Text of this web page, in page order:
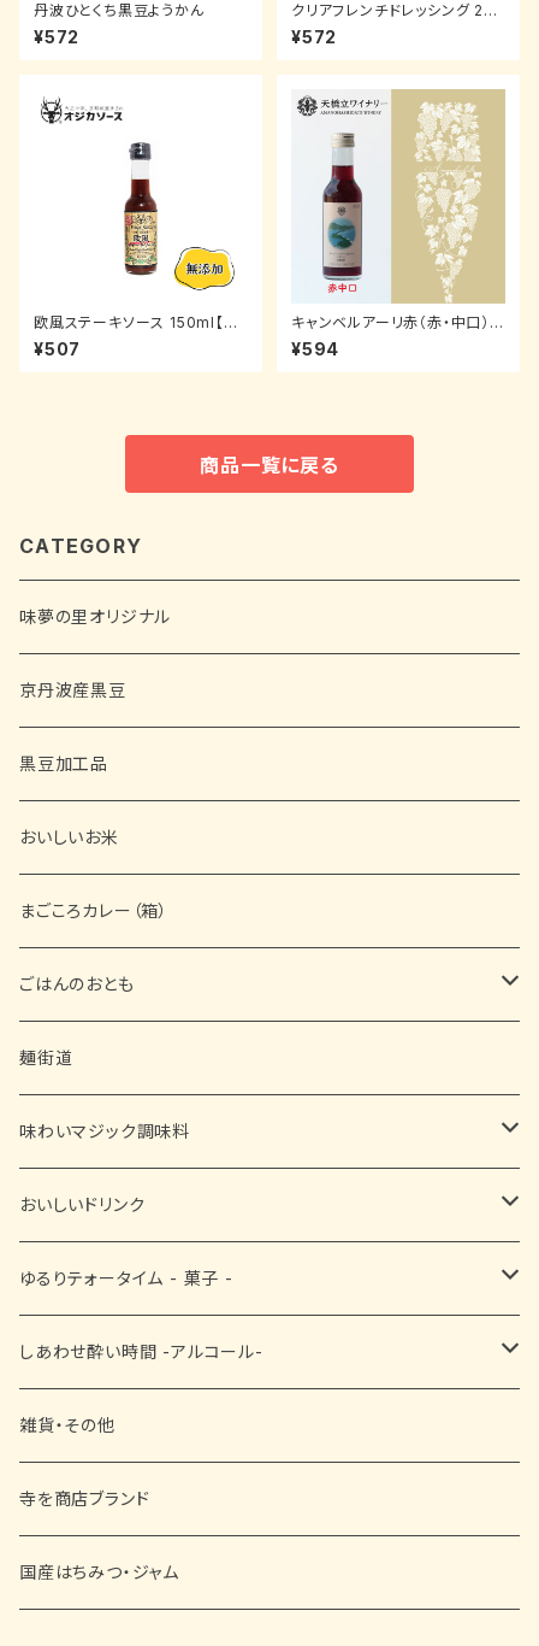
丹波ひとくち黒豆ようかん
¥572
クリアフレンチドレッシング 200
ml【オジカソース】
¥572
欧風ステーキソース 150ml【オ
ジカソース】
¥507
キャンベルアーリ赤（赤・中口）1
80ml【天橋立ワイン】
¥594
商品一覧に戻る
CATEGORY
味夢の里オリジナル
京丹波産黒豆
黒豆加工品
おいしいお米
まごころカレー（箱）
ごはんのおとも
缶詰
佃煮
ふりかけ
漬物
麺街道
味わいマジック調味料
■ お塩・胡椒・スパイス
■ お醤油・酢・ぽん酢
■ ドレッシング・ソース・その他
おいしいドリンク
黒豆茶
抹茶
その他
ゆるりテォータイム - 菓子 -
■ 和菓子
■ 洋菓子
■ 黒豆菓子
しあわせ酔い時間 -アルコール-
ビール
日本酒
ワイン
雑貨・その他
寺を商店ブランド
国産はちみつ・ジャム